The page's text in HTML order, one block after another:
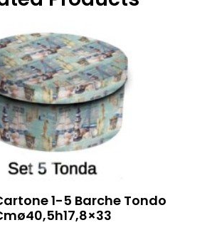
1-5 Barche Tondo